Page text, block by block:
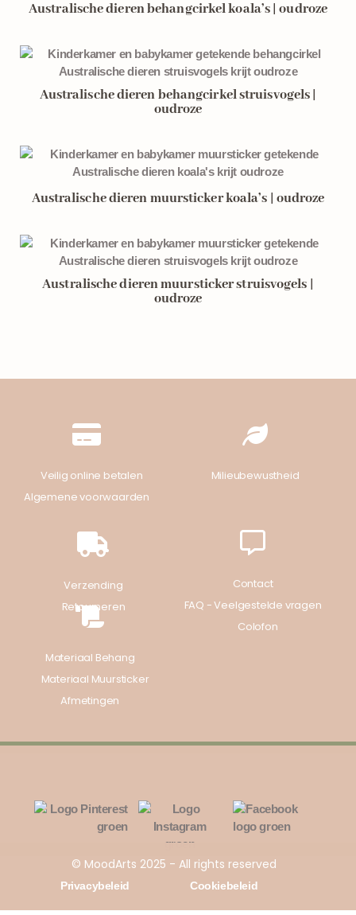
Australische dieren behangcirkel koala’s | oudroze
Australische dieren behangcirkel struisvogels |
oudroze
Australische dieren muursticker koala’s | oudroze
Australische dieren muursticker struisvogels |
oudroze
Veilig online betalen
Algemene voorwaarden
Milieubewustheid
Verzending
Retourneren
Contact
FAQ - Veelgestelde vragen
Colofon
Materiaal Behang
Materiaal Muursticker
Afmetingen
© MoodArts 2025 - All rights reserved
Privacybeleid Cookiebeleid